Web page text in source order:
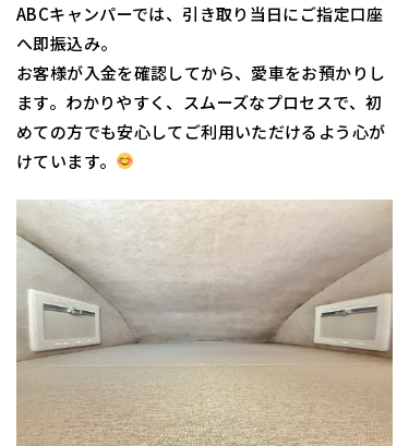
ABCキャンパーでは、引き取り当日にご指定口座
へ即振込み。
お客様が入金を確認してから、愛車をお預かりし
ます。わかりやすく、スムーズなプロセスで、初
めての方でも安心してご利用いただけるよう心が
けています。